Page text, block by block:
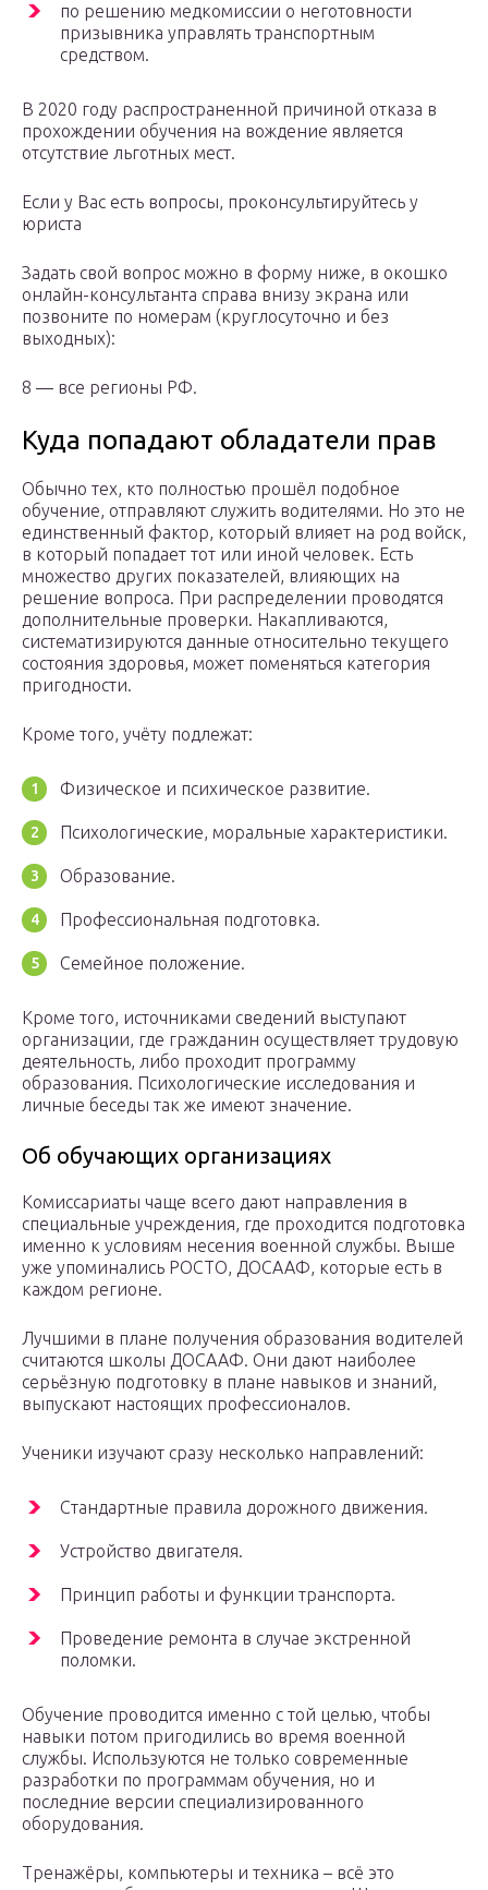
по решению медкомиссии о неготовности
призывника управлять транспортным
средством.
В 2020 году распространенной причиной отказа в
прохождении обучения на вождение является
отсутствие льготных мест.
Если у Вас есть вопросы, проконсультируйтесь у
юриста
Задать свой вопрос можно в форму ниже, в окошко
онлайн-консультанта справа внизу экрана или
позвоните по номерам (круглосуточно и без
выходных):
8 — все регионы РФ.
Куда попадают обладатели прав
Обычно тех, кто полностью прошёл подобное
обучение, отправляют служить водителями. Но это не
единственный фактор, который влияет на род войск,
в который попадает тот или иной человек. Есть
множество других показателей, влияющих на
решение вопроса. При распределении проводятся
дополнительные проверки. Накапливаются,
систематизируются данные относительно текущего
состояния здоровья, может поменяться категория
пригодности.
Кроме того, учёту подлежат:
Физическое и психическое развитие.
Психологические, моральные характеристики.
Образование.
Профессиональная подготовка.
Семейное положение.
Кроме того, источниками сведений выступают
организации, где гражданин осуществляет трудовую
деятельность, либо проходит программу
образования. Психологические исследования и
личные беседы так же имеют значение.
Об обучающих организациях
Комиссариаты чаще всего дают направления в
специальные учреждения, где проходится подготовка
именно к условиям несения военной службы. Выше
уже упоминались РОСТО, ДОСААФ, которые есть в
каждом регионе.
Лучшими в плане получения образования водителей
считаются школы ДОСААФ. Они дают наиболее
серьёзную подготовку в плане навыков и знаний,
выпускают настоящих профессионалов.
Ученики изучают сразу несколько направлений:
Стандартные правила дорожного движения.
Устройство двигателя.
Принцип работы и функции транспорта.
Проведение ремонта в случае экстренной
поломки.
Обучение проводится именно с той целью, чтобы
навыки потом пригодились во время военной
службы. Используются не только современные
разработки по программам обучения, но и
последние версии специализированного
оборудования.
Тренажёры, компьютеры и техника – всё это